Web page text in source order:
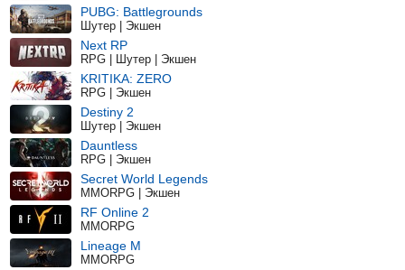
PUBG: Battlegrounds
Шутер | Экшен
Next RP
RPG | Шутер | Экшен
KRITIKA: ZERO
RPG | Экшен
Destiny 2
Шутер | Экшен
Dauntless
RPG | Экшен
Secret World Legends
MMORPG | Экшен
RF Online 2
MMORPG
Lineage M
MMORPG